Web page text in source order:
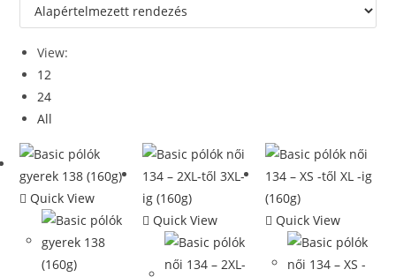
View:
12
24
All
Quick View
Quick View Quick View